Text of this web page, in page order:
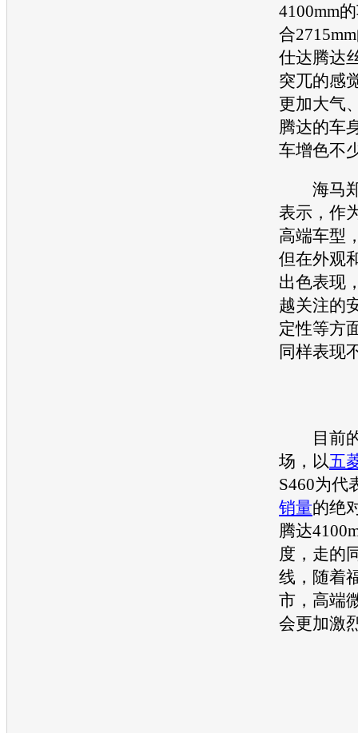
4100mm
合
仕达腾达
突兀的感
更加大气
腾达的车
车增色不
海马
表示，作
高端车型
但在外观
出色表现
越关注的
定性等方
同样表现
目前的
场，以五
S460为代
销量的绝
腾达
度，走的
线，随着
市，高端
会更加激